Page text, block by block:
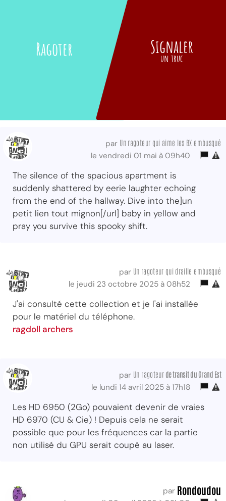
Ragoter Signaler
un truc
par Un ragoteur qui aime les BX embusqué
le vendredi 01 mai à 09h40
The silence of the spacious apartment is
suddenly shattered by eerie laughter echoing
from the end of the hallway. Dive into the]un
petit lien tout mignon[/url] baby in yellow and
pray you survive this spooky shift.
par Un ragoteur qui draille embusqué
le jeudi 23 octobre 2025 à 08h52
J'ai consulté cette collection et je l'ai installée
pour le matériel du téléphone.
ragdoll archers
par Un ragoteur de transitdu Grand Est
le lundi 14 avril 2025 à 17h18
Les HD 6950 (2Go) pouvaient devenir de vraies
HD 6970 (CU & Cie) ! Depuis cela ne serait
possible que pour les fréquences car la partie
non utilisé du GPU serait coupé au laser.
par Rondoudou